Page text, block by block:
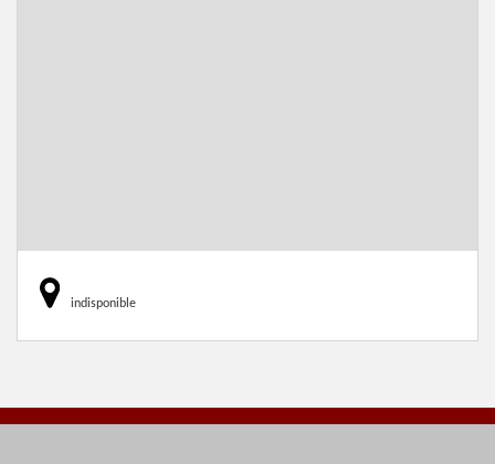
indisponible